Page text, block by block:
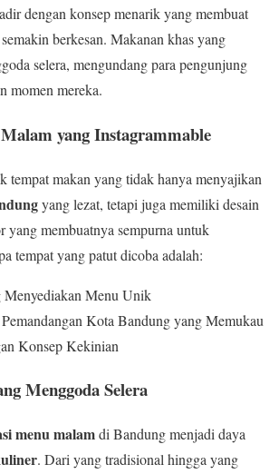
dengan konsep menarik yang membuat
berkesan. Makanan khas yang
selera, mengundang para pengunjung
momen mereka.
yang Instagrammable
tempat makan yang tidak hanya menyajikan
yang lezat, tetapi juga memiliki desain
yang membuatnya sempurna untuk
tempat yang patut dicoba adalah:
Menu Unik
Kota Bandung yang Memukau
Konsep Kekinian
Menggoda Selera
menu malamdi Bandung menjadi daya
. Dari yang tradisional hingga yang